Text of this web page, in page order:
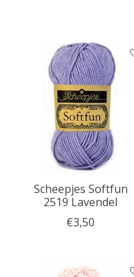
Scheepjes Softfun
2519 Lavendel
€3,50